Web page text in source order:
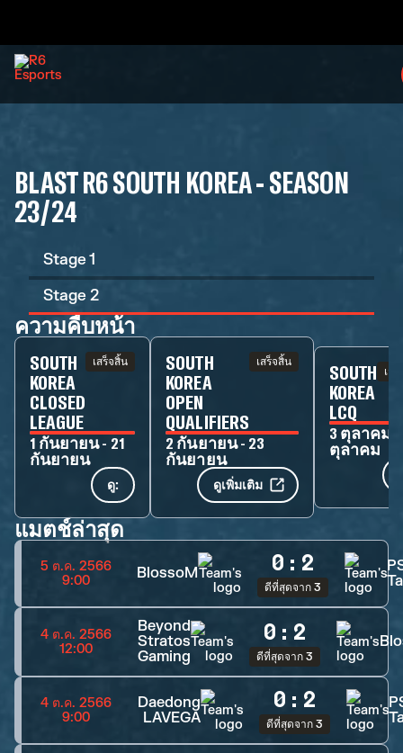
BLAST R6 SOUTH KOREA - SEASON
23/24
Stage 1
Stage 2
ความคืบหน้า
SOUTH
KOREA
CLOSED
LEAGUE
เสร็จสิ้น
1 กันยายน - 21
กันยายน
ดู:
SOUTH
KOREA
OPEN
QUALIFIERS
เสร็จสิ้น
2 กันยายน - 23
กันยายน
ดูเพิ่มเติม
SOUTH
KOREA
LCQ
เส
3 ตุลาคม -
ตุลาคม
แมตช์ล่าสุด
5 ต.ค. 2566
9:00
BlossoM 0 : 2
ดีที่สุดจาก 3
4 ต.ค. 2566
12:00
Beyond
Stratos
Gaming
0 : 2
ดีที่สุดจาก 3
4 ต.ค. 2566
9:00
Daedong
LAVEGA
0 : 2
ดีที่สุดจาก 3